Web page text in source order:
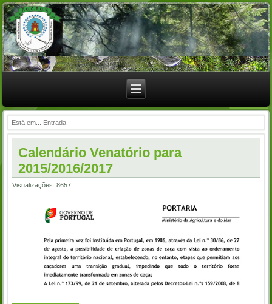
Está em... Entrada
Calendário Venatório para
2015/2016/2017
Visualizações: 8657